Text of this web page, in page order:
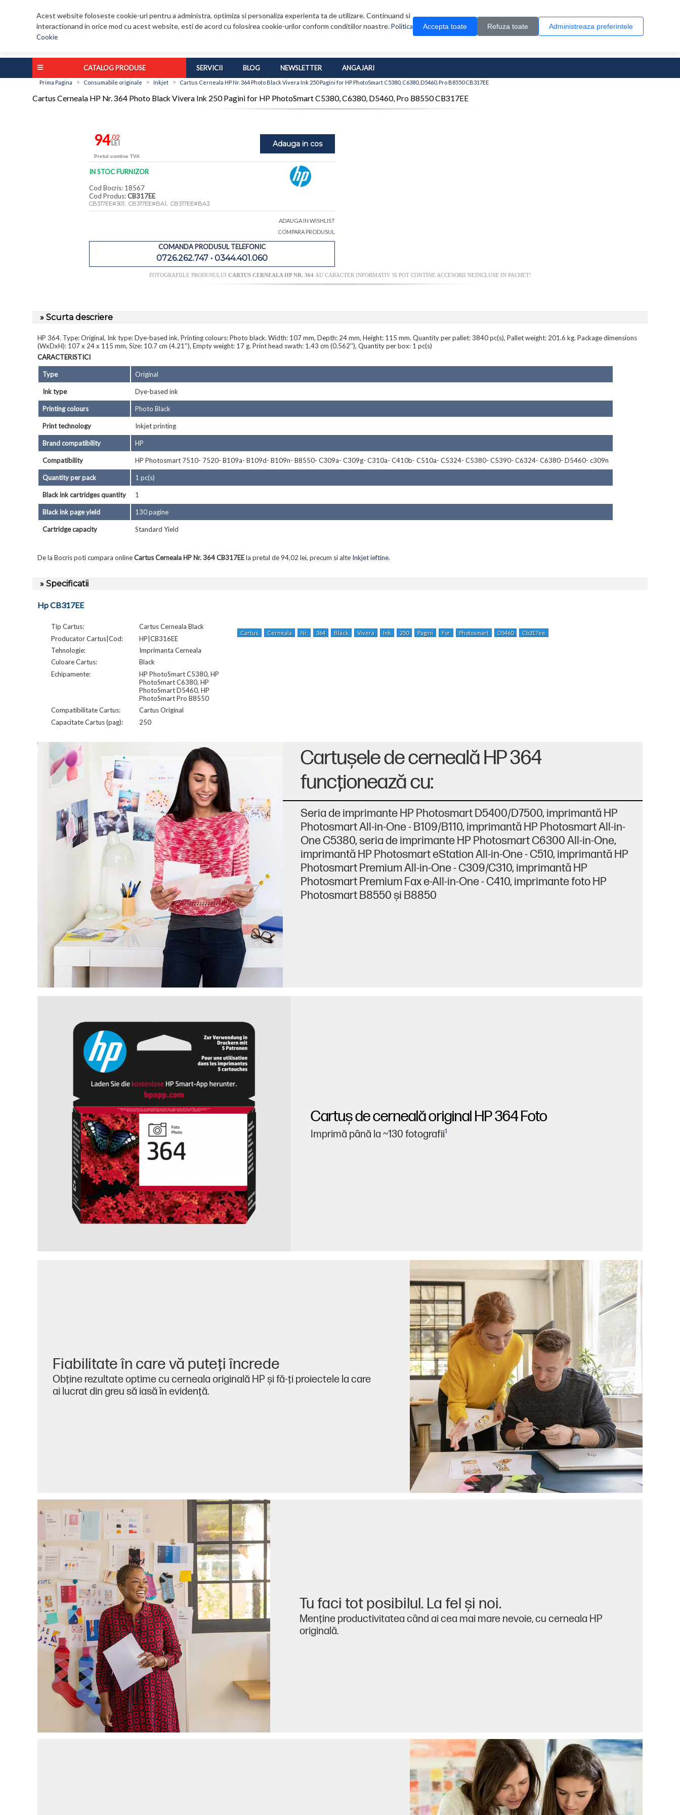
Acest website foloseste cookie-uri pentru a administra, optimiza si personaliza experienta ta de utilizare. Continuand si
interactionand in orice mod cu acest website, esti de acord cu folosirea cookie-urilor conform conditiilor noastre.Politica
Cookie
Accepta toate Refuza toate Administreaza preferintele
0 produs(e)
CATALOG PRODUSE SERVICII BLOG NEWSLETTER ANGAJARI
Prima Pagina > Consumabile originale > Inkjet > Cartus Cerneala HP Nr. 364 Photo Black Vivera Ink 250 Pagini for HP PhotoSmart C5380, C6380, D5460, Pro B8550 CB317EE
Cartus Cerneala HP Nr. 364 Photo Black Vivera Ink 250 Pagini for HP PhotoSmart C5380, C6380, D5460, Pro B8550 CB317EE
Adauga in cos
94,02
LEI
Pretul contine TVA
IN STOC FURNIZOR
Cod Bocris: 18567
Cod Produs:CB317EE
CB317EE#301, CB317EE#BA1, CB317EE#BA3
ADAUGA IN WISHLIST
COMPARA PRODUSUL
COMANDA PRODUSUL TELEFONIC
0726.262.747 • 0344.401.060
FOTOGRAFIILE PRODUSULUI CARTUS CERNEALA HP NR. 364 AU CARACTER INFORMATIV SI POT CONTINE ACCESORII NEINCLUSE IN PACHET!
» Scurta descriere
HP 364. Type: Original, Ink type: Dye-based ink, Printing colours: Photo black. Width: 107 mm, Depth: 24 mm, Height: 115 mm. Quantity per pallet: 3840 pc(s), Pallet weight: 201.6 kg. Package dimensions
(WxDxH): 107 x 24 x 115 mm, Size: 10.7 cm (4.21''), Empty weight: 17 g. Print head swath: 1.43 cm (0.562''), Quantity per box: 1 pc(s)
CARACTERISTICI
Type Original
Ink type Dye-based ink
Printing colours Photo Black
Print technology Inkjet printing
Brand compatibility HP
Compatibility HP Photosmart 7510- 7520- B109a- B109d- B109n- B8550- C309a- C309g- C310a- C410b- C510a- C5324- C5380- C5390- C6324- C6380- D5460- c309n
Quantity per pack 1 pc(s)
Black ink cartridges quantity 1
Black ink page yield 130 pagine
Cartridge capacity Standard Yield
De la Bocris poti cumpara onlineCartus Cerneala HP Nr. 364 CB317EEla pretul de 94,02 lei, precum si alte Inkjet ieftine.
» Specificatii
Hp CB317EE
Tip Cartus:
Cartus Cerneala Black
Producator Cartus|Cod:
HP|CB316EE
Tehnologie:
Imprimanta Cerneala
Culoare Cartus:
Black
Echipamente:
HP PhotoSmart C5380, HP
PhotoSmart C6380, HP
PhotoSmart D5460, HP
PhotoSmart Pro B8550
Compatibilitate Cartus:
Cartus Original
Capacitate Cartus (pag):
250
Cartus Cerneala Nr. 364 Black Vivera Ink 250 Pagini For Photosmart D5460 Cb317ee
Cartuşele de cerneală HP 364
funcţionează cu:
Seria de imprimante HP Photosmart D5400/D7500, imprimantă HP
Photosmart All-in-One - B109/B110, imprimantă HP Photosmart All-in-
One C5380, seria de imprimante HP Photosmart C6300 All-in-One,
imprimantă HP Photosmart eStation All-in-One - C510, imprimantă HP
Photosmart Premium All-in-One - C309/C310, imprimantă HP
Photosmart Premium Fax e-All-in-One - C410, imprimante foto HP
Photosmart B8550 şi B8850
Cartuş de cerneală original HP 364 Foto
Imprimă până la ~130 fotografii1
Fiabilitate în care vă puteţi încrede
Obţine rezultate optime cu cerneala originală HP şi fă-ţi proiectele la care
ai lucrat din greu să iasă în evidenţă.
Tu faci tot posibilul. La fel şi noi.
Menţine productivitatea când ai cea mai mare nevoie, cu cerneala HP
originală.